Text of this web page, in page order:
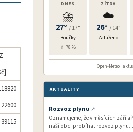
22600
39115
DNES
⛈️
27° / 17°
Bouřky
💧 78 %
ZÍTRA
☁️
26° / 14°
Zataženo
Open-Meteo ·
AKTUALITY
Rozvoz plynu
Oznamujeme, že v měsících září
naší obci probíhat rozvoz plynu.